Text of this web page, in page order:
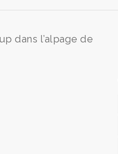
dans l’alpage de